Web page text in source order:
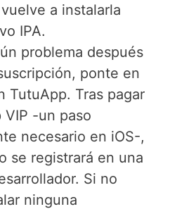
a instalarla
IPA.
problema después
ponte en
TutuApp. Tras pagar
VIP -un paso
necesario en iOS-,
se registrará en una
Si no
ninguna